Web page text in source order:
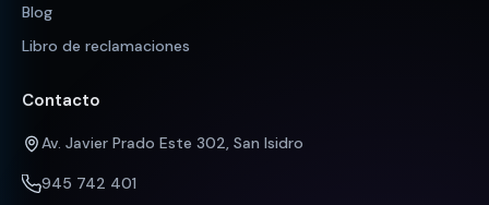
Blog
Libro de reclamaciones
Contacto
Av. Javier Prado Este 302, San Isidro
945 742 401